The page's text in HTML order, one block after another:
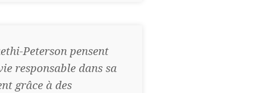
Peterson pensent
responsable dans sa
grâce à des